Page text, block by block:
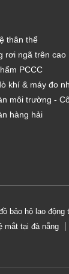
thân thể
rơi ngã trên cao
PCCC
khí & máy đo
môi trường -
hàng hải
bảo hộ lao động
mắt tại đà nẵng